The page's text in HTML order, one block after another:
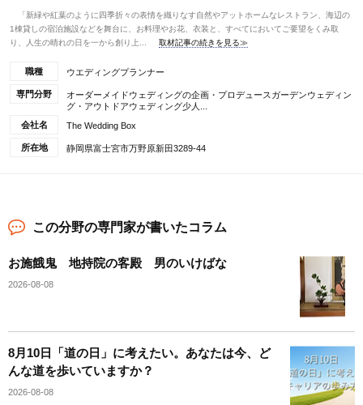
「新緑や紅葉のように四季折々の表情を織りなす自然やアットホームなレストラン、海辺の
1棟貸しの宿泊施設などを舞台に、お料理やお花、衣装と、すべてにおいてご要望をくみ取
り、人生の晴れの日を一から創り上...
取材記事の続きを見る≫
職種 ウエディングプランナー
専門分野
オーダーメイドウェディングの企画・プロデュースガーデンウェディン
グ・アウトドアウェディング少人...
会社名
The Wedding Box
所在地 静岡県富士宮市万野原新田3289-44
この分野の専門家が書いたコラム
お施餓鬼 地持院の客殿 男のいけばな
2026-08-08
8月10日「道の日」に考えたい。あなたは今、ど
んな道を歩いていますか？
2026-08-08